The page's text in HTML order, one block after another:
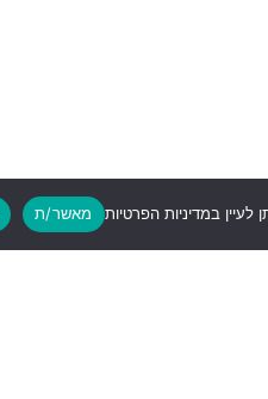
במדיניות הפרטיות מאשר/ת